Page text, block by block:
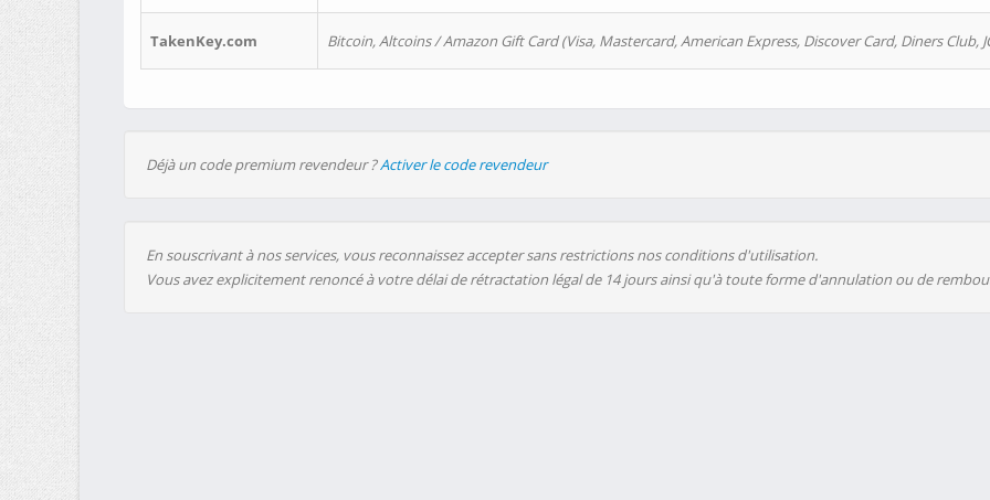
TakenKey.com Bitcoin, Altcoins / Amazon Gift Card (Visa, Mastercard, American Express, Discover Card, Diners Club,
Déjà un code premium revendeur ?Activer le code revendeur
En souscrivant à nos services, vous reconnaissez accepter sans restrictions nos conditions d'utilisation.
Vous avez explicitement renoncé à votre délai de rétractation légal de 14 jours ainsi qu'à toute forme d'annulation ou de